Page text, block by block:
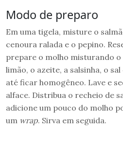
Modo de preparo
Em uma tigela, misture o
cenoura ralada e o pepino.
prepare o molho misturando
limão, o azeite, a salsinha, o
até ficar homogêneo. Lave e
alface. Distribua o recheio de
adicione um pouco do molho
um wrap. Sirva em seguida.